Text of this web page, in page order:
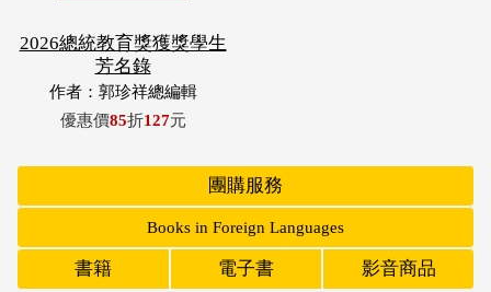
2026總統教育獎獲獎學生
芳名錄
作者：郭珍祥總編輯
優惠價85折127元
團購服務
Books in Foreign Languages
書籍 電子書 影音商品